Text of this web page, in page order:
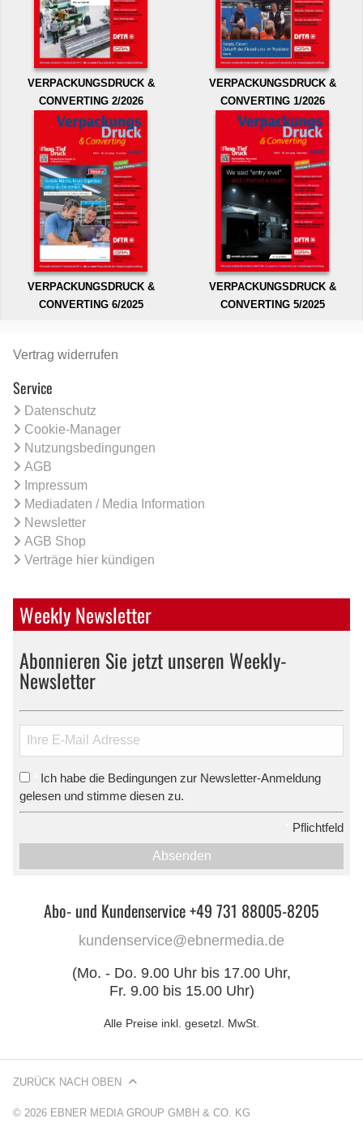
VERPACKUNGSDRUCK &
CONVERTING 2/2026
VERPACKUNGSDRUCK &
CONVERTING 1/2026
VERPACKUNGSDRUCK &
CONVERTING 6/2025
VERPACKUNGSDRUCK &
CONVERTING 5/2025
Vertrag widerrufen
Service
Datenschutz
Cookie-Manager
Nutzungsbedingungen
AGB
Impressum
Mediadaten / Media Information
Newsletter
AGB Shop
Verträge hier kündigen
Weekly Newsletter
Abonnieren Sie jetzt unseren Weekly-
Newsletter
Ich habe die Bedingungen zur Newsletter-Anmeldung
gelesen und stimme diesen zu.
Pflichtfeld
Absenden
Abo- und Kundenservice +49 731 88005-8205
kundenservice@ebnermedia.de
(Mo. - Do. 9.00 Uhr bis 17.00 Uhr,
Fr. 9.00 bis 15.00 Uhr)
Alle Preise inkl. gesetzl. MwSt.
© 2026 EBNER MEDIA GROUP GMBH & CO. KG
ZURÜCK NACH OBEN